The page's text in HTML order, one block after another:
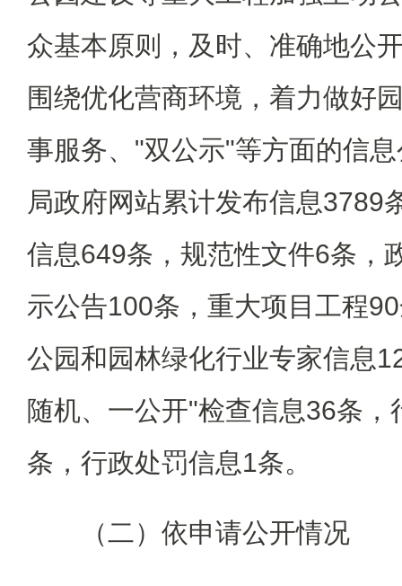
众基本原则，及时、准确地公
围绕优化营商环境，着力做好
事服务、"双公示"等方面的信
局政府网站累计发布信息3789
信息649条，规范性文件6条，
示公告100条，重大项目工程
公园和园林绿化行业专家信息
随机、一公开"检查信息36条，
条，行政处罚信息1条。
（二）依申请公开情况